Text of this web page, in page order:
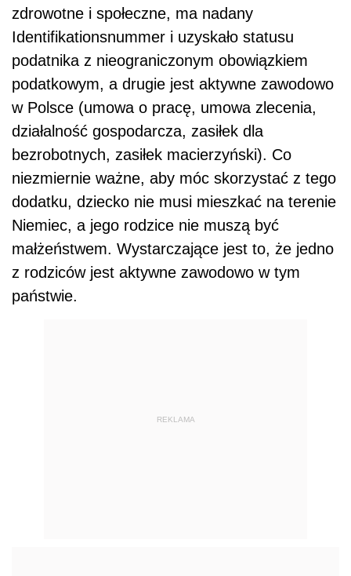
zdrowotne i społeczne, ma nadany
Identifikationsnummer i uzyskało statusu
podatnika z nieograniczonym obowiązkiem
podatkowym, a drugie jest aktywne zawodowo
w Polsce (umowa o pracę, umowa zlecenia,
działalność gospodarcza, zasiłek dla
bezrobotnych, zasiłek macierzyński). Co
niezmiernie ważne, aby móc skorzystać z tego
dodatku, dziecko nie musi mieszkać na terenie
Niemiec, a jego rodzice nie muszą być
małżeństwem. Wystarczające jest to, że jedno
z rodziców jest aktywne zawodowo w tym
państwie.
REKLAMA